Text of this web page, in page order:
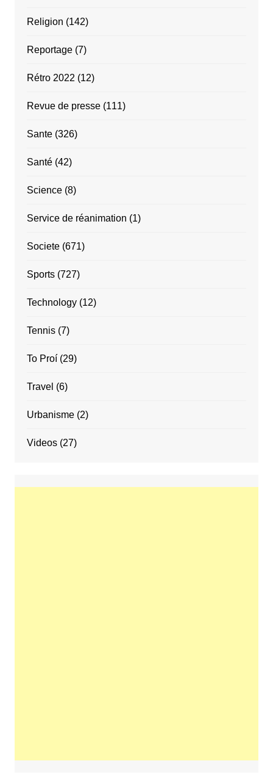
Religion (142)
Reportage(7)
Rétro 2022 (12)
Revue de presse(111)
Sante(326)
Santé(42)
Science(8)
Service de réanimation (1)
Societe(671)
Sports(727)
Technology(12)
Tennis(7)
To Proí(29)
Travel (6)
Urbanisme(2)
Videos(27)